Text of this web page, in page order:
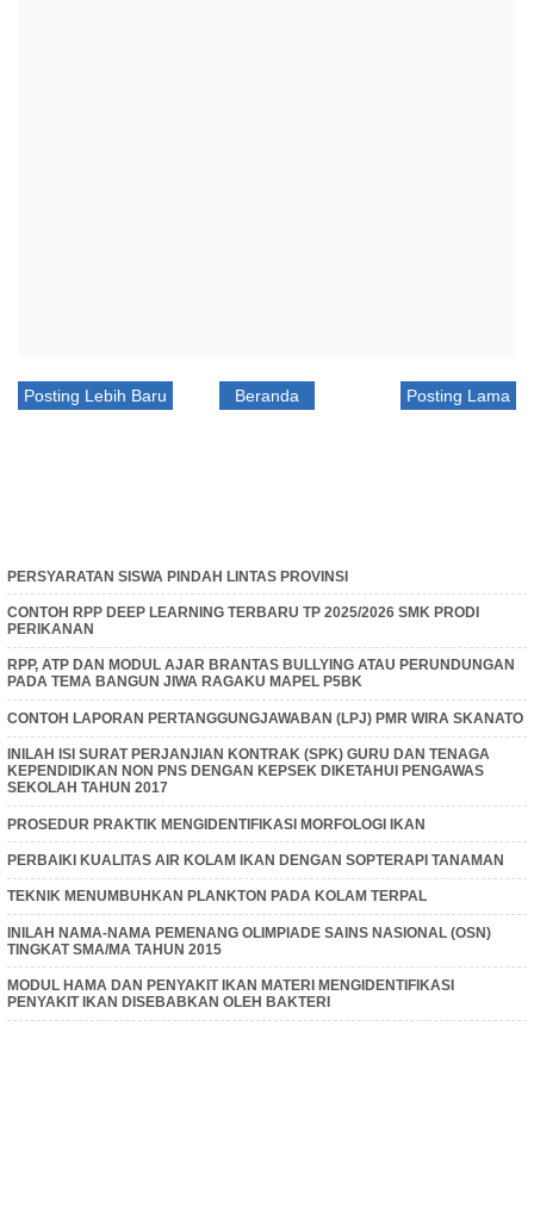
Posting Lebih Baru Posting Lama
Beranda
PERSYARATAN SISWA PINDAH LINTAS PROVINSI
CONTOH RPP DEEP LEARNING TERBARU TP 2025/2026 SMK PRODI
PERIKANAN
RPP, ATP DAN MODUL AJAR BRANTAS BULLYING ATAU PERUNDUNGAN
PADA TEMA BANGUN JIWA RAGAKU MAPEL P5BK
CONTOH LAPORAN PERTANGGUNGJAWABAN (LPJ) PMR WIRA SKANATO
INILAH ISI SURAT PERJANJIAN KONTRAK (SPK) GURU DAN TENAGA
KEPENDIDIKAN NON PNS DENGAN KEPSEK DIKETAHUI PENGAWAS
SEKOLAH TAHUN 2017
PROSEDUR PRAKTIK MENGIDENTIFIKASI MORFOLOGI IKAN
PERBAIKI KUALITAS AIR KOLAM IKAN DENGAN SOPTERAPI TANAMAN
TEKNIK MENUMBUHKAN PLANKTON PADA KOLAM TERPAL
INILAH NAMA-NAMA PEMENANG OLIMPIADE SAINS NASIONAL (OSN)
TINGKAT SMA/MA TAHUN 2015
MODUL HAMA DAN PENYAKIT IKAN MATERI MENGIDENTIFIKASI
PENYAKIT IKAN DISEBABKAN OLEH BAKTERI